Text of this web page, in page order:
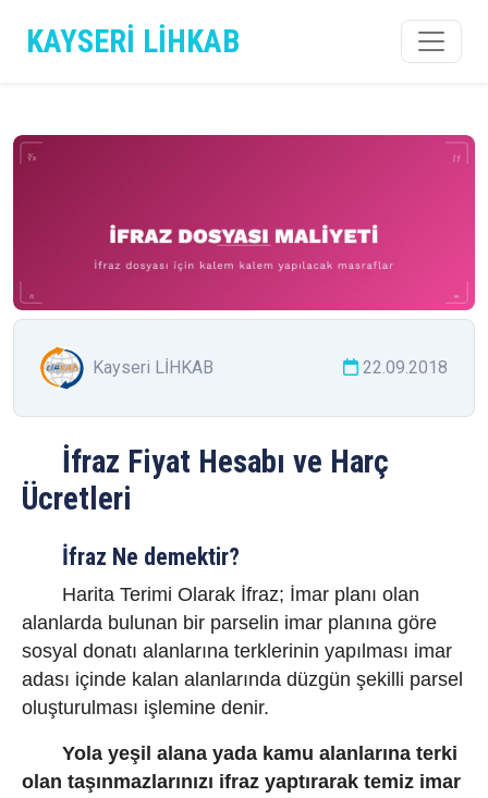
KAYSERİ LİHKAB
Kayseri LİHKAB 22.09.2018
İfraz Fiyat Hesabı ve Harç
Ücretleri
İfraz Ne demektir?
Harita Terimi Olarak İfraz; İmar planı olan
alanlarda bulunan bir parselin imar planına göre
sosyal donatı alanlarına terklerinin yapılması imar
adası içinde kalan alanlarında düzgün şekilli parsel
oluşturulması işlemine denir.
Yola yeşil alana yada kamu alanlarına terki
olan taşınmazlarınızı ifraz yaptırarak temiz imar